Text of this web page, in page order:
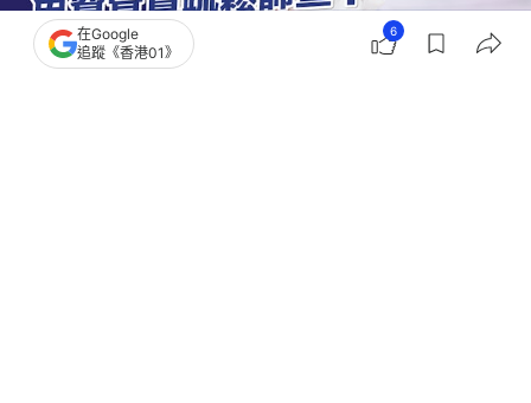
在Google
追蹤《香港01》
6